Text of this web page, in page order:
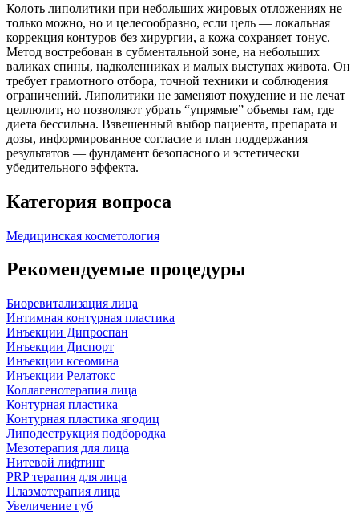
Колоть липолитики при небольших жировых отложениях не
только можно, но и целесообразно, если цель — локальная
коррекция контуров без хирургии, а кожа сохраняет тонус.
Метод востребован в субментальной зоне, на небольших
валиках спины, надколенниках и малых выступах живота. Он
требует грамотного отбора, точной техники и соблюдения
ограничений. Липолитики не заменяют похудение и не лечат
целлюлит, но позволяют убрать “упрямые” объемы там, где
диета бессильна. Взвешенный выбор пациента, препарата и
дозы, информированное согласие и план поддержания
результатов — фундамент безопасного и эстетически
убедительного эффекта.
Категория вопроса
Медицинская косметология
Рекомендуемые процедуры
Биоревитализация лица
Интимная контурная пластика
Инъекции Дипроспан
Инъекции Диспорт
Инъекции ксеомина
Инъекции Релатокс
Коллагенотерапия лица
Контурная пластика
Контурная пластика ягодиц
Липодеструкция подбородка
Мезотерапия для лица
Нитевой лифтинг
PRP терапия для лица
Плазмотерапия лица
Увеличение губ